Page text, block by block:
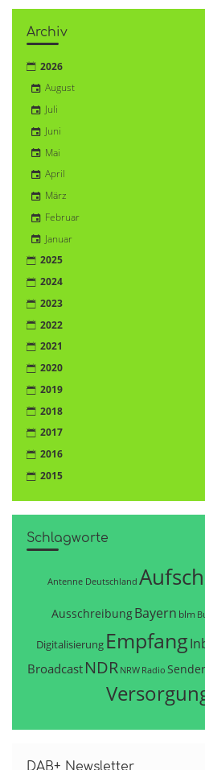
Archiv
2026
August
Juli
Juni
Mai
April
März
Februar
Januar
2025
2024
2023
2022
2021
2020
2019
2018
2017
2016
2015
Schlagworte
Antenne Deutschland
AusschreibungBayern blm
Digitalisierung Empfang
Broadcast NDR NRW Radio Sender
DAB+ Newsletter